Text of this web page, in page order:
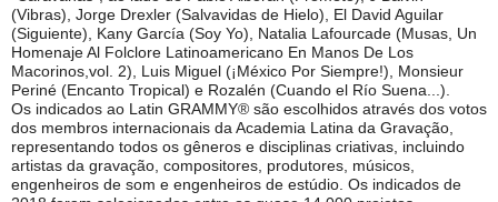
(Vibras), Jorge Drexler (Salvavidas de Hielo), El David Aguilar
(Siguiente), Kany García (Soy Yo), Natalia Lafourcade (Musas, Un
Homenaje Al Folclore Latinoamericano En Manos De Los
Macorinos,vol. 2), Luis Miguel (¡México Por Siempre!), Monsieur
Periné (Encanto Tropical) e Rozalén (Cuando el Río Suena...).
Os indicados ao Latin GRAMMY® são escolhidos através dos votos
dos membros internacionais da Academia Latina da Gravação,
representando todos os gêneros e disciplinas criativas, incluindo
artistas da gravação, compositores, produtores, músicos,
engenheiros de som e engenheiros de estúdio. Os indicados de